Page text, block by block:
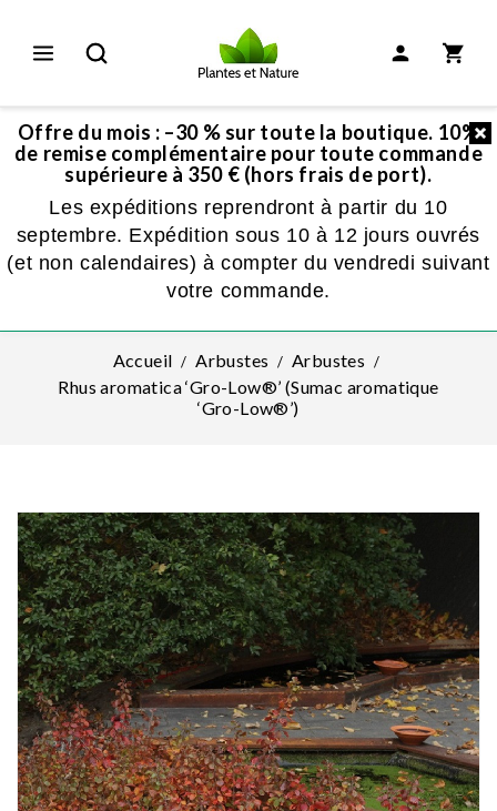
Offre du mois : –30 % sur toute la boutique. 10%
de remise complémentaire pour toute commande
supérieure à 350 € (hors frais de port).
Les expéditions reprendront à partir du 10
septembre. Expédition sous 10 à 12 jours ouvrés
(et non calendaires) à compter du vendredi suivant
votre commande.
Accueil Arbustes
Arbustes
Rhus aromatica ‘Gro-Low®’ (Sumac aromatique
‘Gro-Low®’)